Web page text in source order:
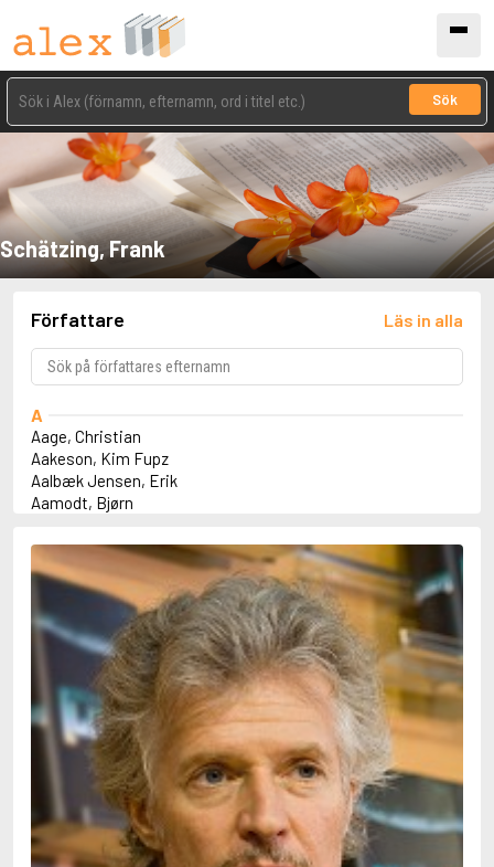
Sök
Schätzing, Frank
Författare Läs in alla
A
Aage, Christian
Aakeson, Kim Fupz
Aalbæk Jensen, Erik
Aamodt, Bjørn
Abbey, Kieran
Abbot, Anthony
Abbott, John
Abbott, Megan
Abdel-Fattah, Randa
Abdolah, Kader
Abé, Kobo
Abedi, Isabel
Abele, Inga
Abgarjan, Narine
Abish, Walter
Aboulela, Leila
Abrahams, Peter (f. 1919)
Abrahams, Peter (f. 1947)
Abrahamson, Emmy